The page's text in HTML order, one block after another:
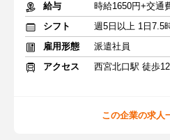
給与
時給1650円+交通
シフト
週5日以上 1日7.5
雇用形態
派遣社員
アクセス
西宮北口駅 徒歩
この企業の求人